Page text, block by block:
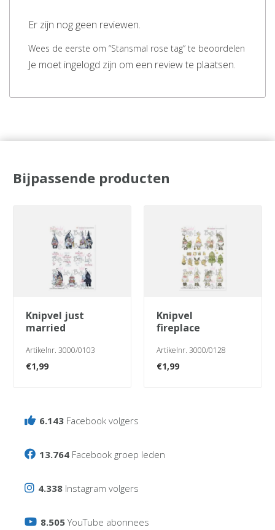
Er zijn nog geen reviewen.
Wees de eerste om “Stansmal rose tag” te beoordelen
Je moet ingelogd zijn om een review te plaatsen.
Bijpassende producten
knipvel just
married
Artikelnr. 3000/0103
€1,99
knipvel
fireplace
Artikelnr. 3000/0128
€1,99
6.143 Facebook volgers
13.764 Facebook groep leden
4.338 Instagram volgers
8.505YouTube abonnees